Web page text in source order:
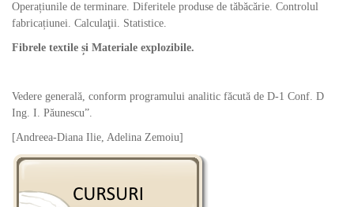
Operațiunile de terminare. Diferitele produse de tăbăcărie. Controlul
fabricațiunei. Calculaţii. Statistice.
Fibrele textile și Materiale explozibile.
Vedere generală, conform programului analitic făcută de D-1 Conf. D
Ing. I. Păunescu”.
[Andreea-Diana Ilie, Adelina Zemoiu]